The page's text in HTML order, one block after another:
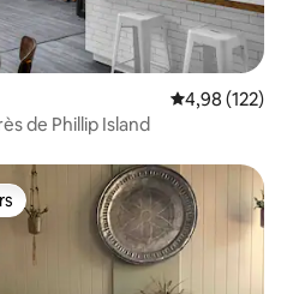
Évaluation
4,98 (122)
de Phillip Island
plus appréciés